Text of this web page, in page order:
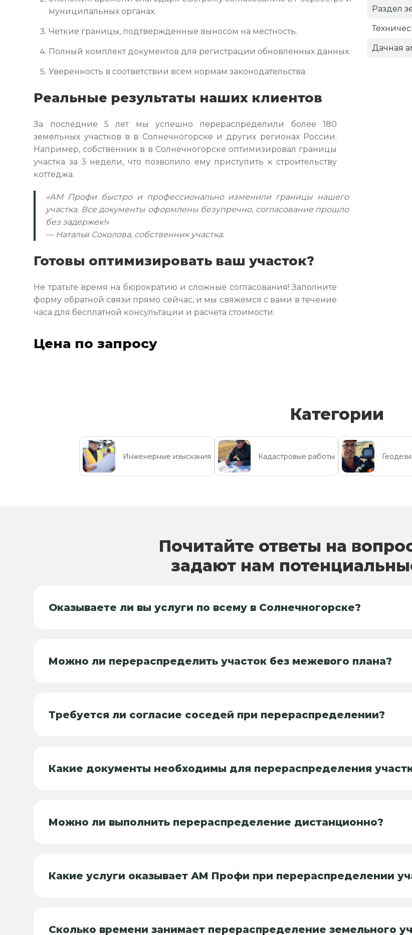
муниципальных органах.
Четкие границы, подтвержденные выносом на местность.
Полный комплект документов для регистрации обновленных данных.
Уверенность в соответствии всем нормам законодательства.
Реальные результаты наших клиентов
За последние 5 лет мы успешно перераспределили более 180
земельных участков в в Солнечногорске и других регионах России.
Например, собственник в в Солнечногорске оптимизировал границы
участка за 3 недели, что позволило ему приступить к строительству
коттеджа.
«АМ Профи быстро и профессионально изменили границы нашего
участка. Все документы оформлены безупречно, согласование прошло
без задержек!»
— Наталья Соколова, собственник участка.
Готовы оптимизировать ваш участок?
Не тратьте время на бюрократию и сложные согласования! Заполните
форму обратной связи прямо сейчас, и мы свяжемся с вами в течение
часа для бесплатной консультации и расчета стоимости.
Цена по запросу
Раздел
Дачная
Категории
Инженерные изыскания Кадастровые работы
Почитайте ответы на
задают нам
Оказываете ли вы услуги по всему в Солнечногорске?
Можно ли перераспределить участок без межевого плана?
Требуется ли согласие соседей при перераспределении?
Какие документы необходимы для перераспределения
Можно ли выполнить перераспределение дистанционно?
Какие услуги оказывает АМ Профи при перераспределении
Сколько времени занимает перераспределение земельного